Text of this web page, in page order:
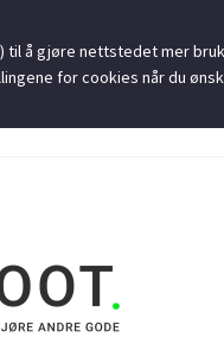
til å gjøre nettstedet mer
for cookies når du